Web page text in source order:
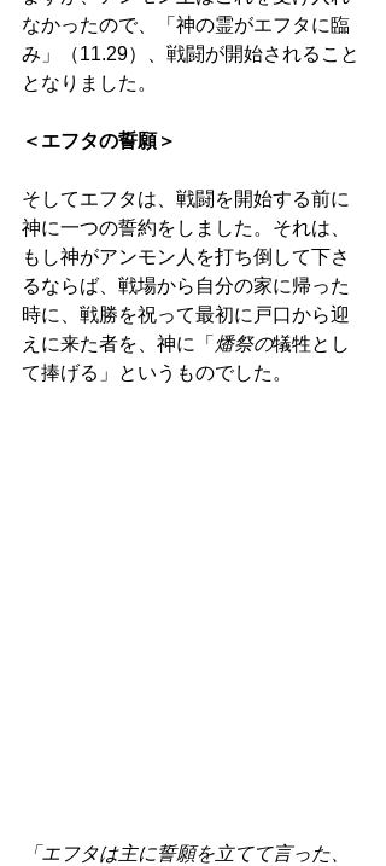
なかったので、「神の霊がエフタに臨
み」（11.29）、戦闘が開始されること
となりました。
＜エフタの誓願＞
そしてエフタは、戦闘を開始する前に
神に一つの誓約をしました。それは、
もし神がアンモン人を打ち倒して下さ
るならば、戦場から自分の家に帰った
時に、戦勝を祝って最初に戸口から迎
えに来た者を、神に「 燔祭の犠牲とし
て捧げる」というものでした。
「エフタは主に誓願を立てて言った、